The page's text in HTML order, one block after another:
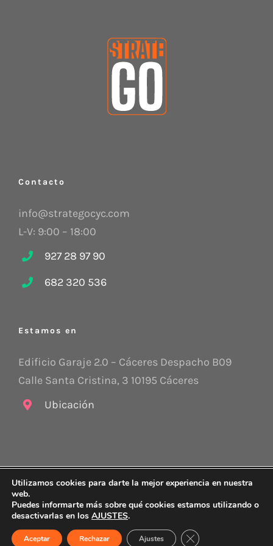
Contacto
info@strategocyc.com
L-V: 9:00 – 18:00
927 28 97 90
682 320 536
Estamos en
Edificio Garaje 2.0 – Cáceres Despacho B09
Calle Santa Cristina, 3 10195 Cáceres
Ubicación
Copyright 2015 -2026 Stratego CyC |Aviso legal|Política de
protección de datos
Política de Cookies
electrónico
Utilizamos cookies para darte la mejor experiencia en nuestra
web.
Puedes informarte más sobre qué cookies estamos utilizando o
desactivarlas en los AJUSTES.
Aceptar Rechazar Ajustes Cerrar el banner de